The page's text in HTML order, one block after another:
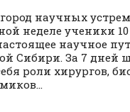
научных
неделе ученики 10
научное
Сибири. За 7 дней
роли хирургов,